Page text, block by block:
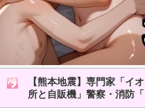
【熊本地震】専門家「イ
所と自販機」警察・消防